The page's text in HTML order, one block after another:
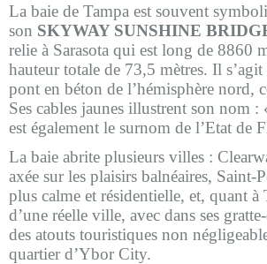
La baie de Tampa est souvent
son SKYWAY SUNSHINE
relie à Sarasota qui est long de 8860
hauteur totale de 73,5 mètres. Il
pont en béton de l’hémisphère nord,
Ses cables jaunes illustrent son nom
est également le surnom de l’Etat de
La baie abrite plusieurs villes :
axée sur les plaisirs balnéaires, Saint-
plus calme et résidentielle, et, quant à
d’une réelle ville, avec dans ses
des atouts touristiques non
quartier d’Ybor City.